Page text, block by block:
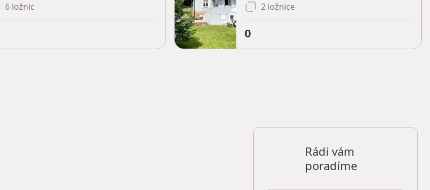
6 ložnic 2 ložnice
0
Rádi vám
poradíme